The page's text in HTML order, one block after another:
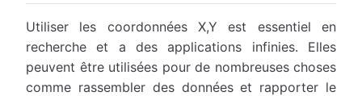
Utiliser les coordonnées X,Y est essentiel en
recherche et a des applications infinies. Elles
peuvent être utilisées pour de nombreuses choses
comme rassembler des données et rapporter le